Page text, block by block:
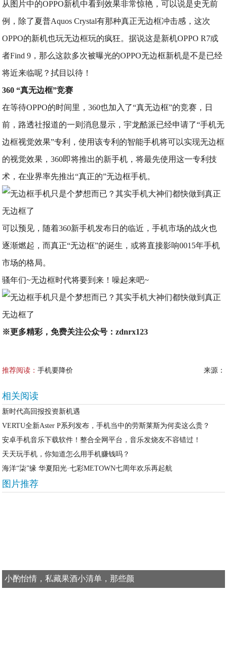
从图片中的OPPO新机中看到效果非常惊艳，可以说是史无前
例，除了夏普Aquos Crystal有那种真正无边框冲击感，这次
OPPO的新机也玩无边框玩的疯狂。据说这是新机OPPO R7或
者Find 9，那么这款多次被曝光的OPPO无边框新机是不是已经
将近来临呢？拭目以待！
360 “真无边框”竞赛
在等待OPPO的时间里，360也加入了“真无边框”的竞赛，日
前，路透社报道的一则消息显示，宇龙酷派已经申请了“手机无
边框视觉效果”专利，使用该专利的智能手机将可以实现无边框
的视觉效果，360即将推出的新手机，将最先使用这一专利技
术，在业界率先推出“真正的”无边框手机。
可以预见，随着360新手机发布日的临近，手机市场的战火也
逐渐燃起，而真正“无边框”的诞生，或将直接影响0015年手机
市场的格局。
骚年们~无边框时代将要到来！噪起来吧~
※更多精彩，免费关注公众号：zdnrx123
推荐阅读：手机要降价 来源：
相关阅读
新时代高回报投资新机遇
VERTU全新Aster P系列发布，手机当中的劳斯莱斯为何卖这么贵？
安卓手机音乐下载软件！整合全网平台，音乐发烧友不容错过！
天天玩手机，你知道怎么用手机赚钱吗？
海洋“柒”缘 华夏阳光·七彩METOWN七周年欢乐再起航
图片推荐
小酌怡情，私藏果酒小清单，那些颜